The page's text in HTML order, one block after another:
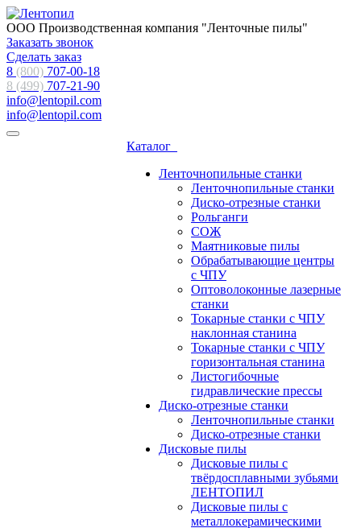
ООО Производственная компания "Ленточные пилы"
Заказать звонок
Сделать заказ
8 (800) 707-00-18
8 (499) 707-21-90
info@lentopil.com
info@lentopil.com
Каталог
Ленточнопильные станки
Ленточнопильные станки
Диско-отрезные станки
Рольганги
СОЖ
Маятниковые пилы
Обрабатывающие центры
с ЧПУ
Оптоволоконные лазерные
станки
Токарные станки с ЧПУ
наклонная станина
Токарные станки с ЧПУ
горизонтальная станина
Листогибочные
гидравлические прессы
Диско-отрезные станки
Ленточнопильные станки
Диско-отрезные станки
Дисковые пилы
Дисковые пилы с
твёрдосплавными зубьями
ЛЕНТОПИЛ
Дисковые пилы с
металлокерамическими